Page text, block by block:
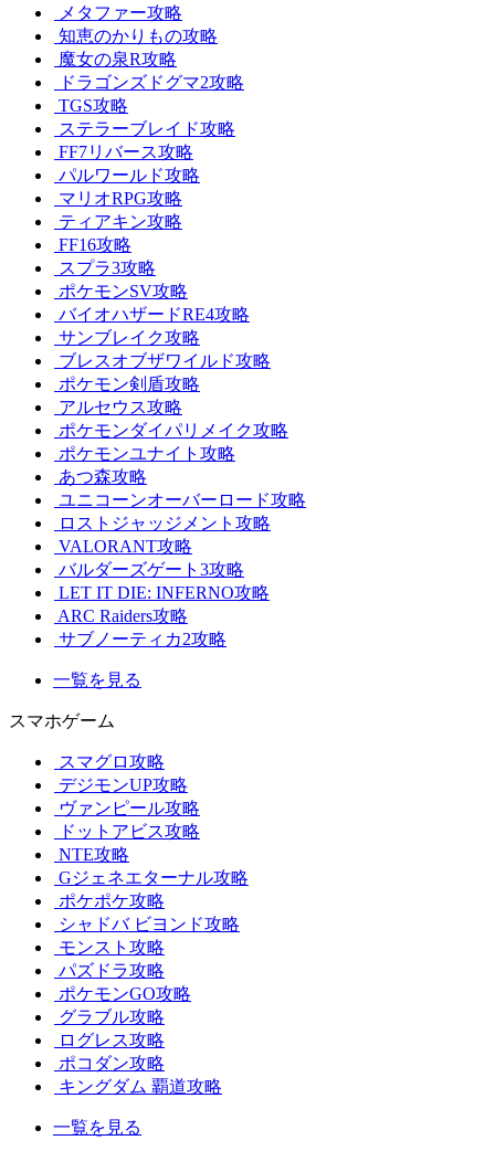
メタファー攻略
知恵のかりもの攻略
魔女の泉R攻略
ドラゴンズドグマ2攻略
TGS攻略
ステラーブレイド攻略
FF7リバース攻略
パルワールド攻略
マリオRPG攻略
ティアキン攻略
FF16攻略
スプラ3攻略
ポケモンSV攻略
バイオハザードRE4攻略
サンブレイク攻略
ブレスオブザワイルド攻略
ポケモン剣盾攻略
アルセウス攻略
ポケモンダイパリメイク攻略
ポケモンユナイト攻略
あつ森攻略
ユニコーンオーバーロード攻略
ロストジャッジメント攻略
VALORANT攻略
バルダーズゲート3攻略
LET IT DIE: INFERNO攻略
ARC Raiders攻略
サブノーティカ2攻略
一覧を見る
スマホゲーム
スマグロ攻略
デジモンUP攻略
ヴァンピール攻略
ドットアビス攻略
NTE攻略
Gジェネエターナル攻略
ポケポケ攻略
シャドバ ビヨンド攻略
モンスト攻略
パズドラ攻略
ポケモンGO攻略
グラブル攻略
ログレス攻略
ポコダン攻略
キングダム 覇道攻略
一覧を見る